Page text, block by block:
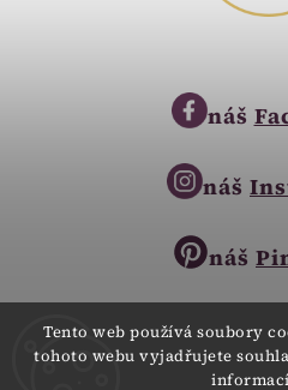
Tento web používá soubory
tohoto webu vyjadřujete
informací
náš
náš
náš
Copyright ©